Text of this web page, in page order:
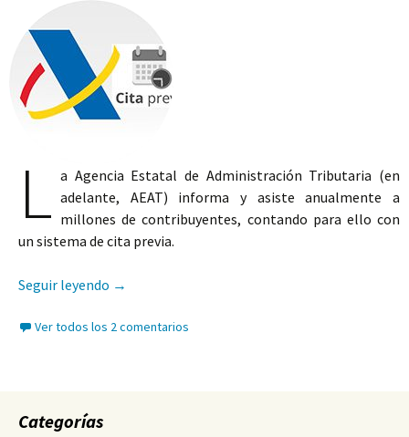
L a Agencia Estatal de Administración Tributaria (en
adelante, AEAT) informa y asiste anualmente a
millones de contribuyentes, contando para ello con
un sistema de cita previa.
Seguir leyendo La cita previa en la Agencia Tributaria
→
Ver todos los 2 comentarios
Categorías